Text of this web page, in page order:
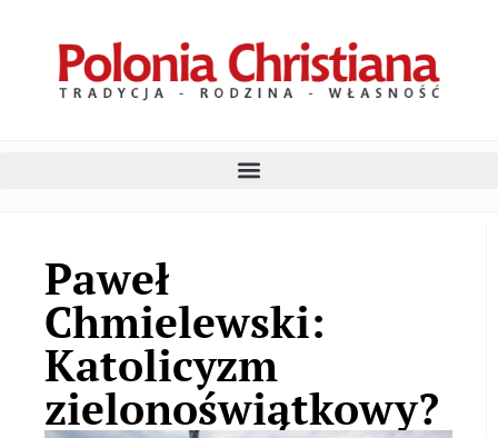
Paweł
Chmielewski:
Katolicyzm
zielonoświątkowy?